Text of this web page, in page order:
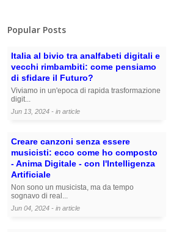
Popular Posts
Italia al bivio tra analfabeti digitali e
vecchi rimbambiti: come pensiamo
di sfidare il Futuro?
Viviamo in un'epoca di rapida trasformazione
digit...
Jun 13, 2024 - in article
Creare canzoni senza essere
musicisti: ecco come ho composto
- Anima Digitale - con l'Intelligenza
Artificiale
Non sono un musicista, ma da tempo
sognavo di real...
Jun 04, 2024 - in article